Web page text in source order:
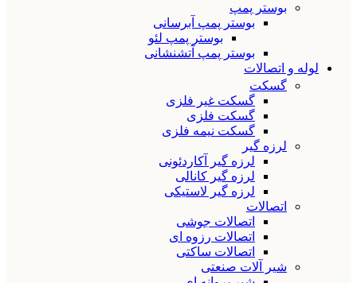
بوستر پمپ
بوستر پمپ آبرسانی
بوستر پمپ لئو
بوستر پمپ آتشنشانی
لوله و اتصالات
گسکت
گسکت غیر فلزی
گسکت فلزی
گسکت نیمه فلزی
لرزه گیر
لرزه گیر آکاردئونی
لرزه گیر کانالی
لرزه گیر لاستیکی
اتصالات
اتصالات جوشی
اتصالات رزوه ای
اتصالات ساکتی
شیر آلات صنعتی